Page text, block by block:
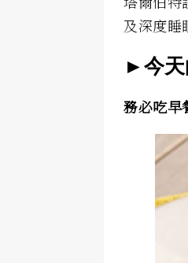
及深度睡
►今天
務必吃早